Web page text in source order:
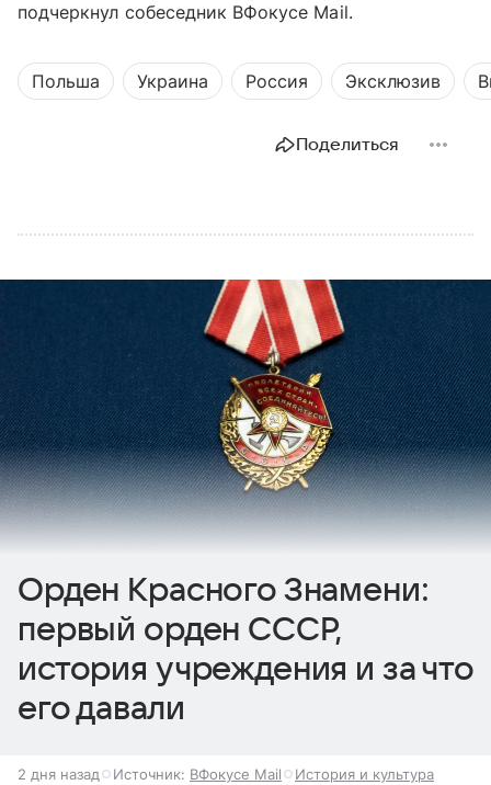
подчеркнул собеседник ВФокусе Mail.
Польша Украина Россия Эксклюзив
Поделиться
Орден Красного Знамени:
первый орден СССР,
история учреждения и за что
его давали
2 дня назад Источник: ВФокусе Mail История и культура